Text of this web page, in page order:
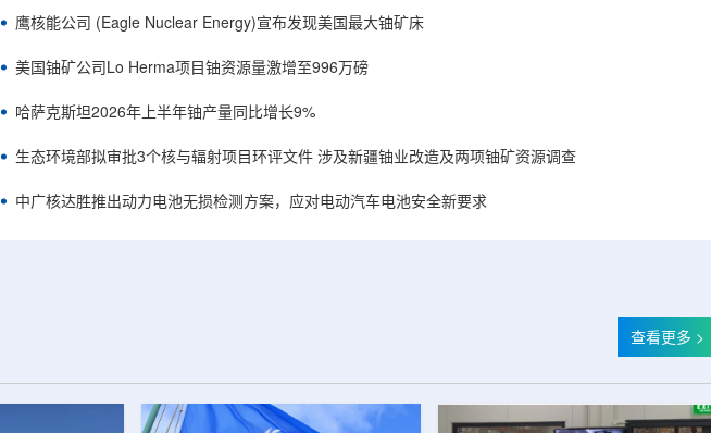
整产业链，标志我国彩涂行业正式进入无溶剂、
零VOC(挥发性有机化合物)、常温绿色固化新时
代。中广核达胜与浙江嘉广束签署电子束固化卷
钢涂装战略合作协议电子束固化是...
标志我国彩涂行业正式进入无溶剂、零VOC(挥发
性有机化合物)、常温绿色固化新时代。▲中广核
鹰核能公司 (Eagle Nuclear Energy)宣布发现美国最大铀矿床
美国铀矿公司Lo Herma项目铀资源量激增至996万磅
哈萨克斯坦2026年上半年铀产量同比增长9%
生态环境部拟审批3个核与辐射项目环评文件 涉及新疆铀业改造及两项铀矿资源调查
中广核达胜推出动力电池无损检测方案，应对电动汽车电池安全新要求
查看更多 >